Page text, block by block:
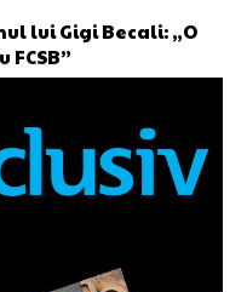
lui Gigi Becali: „O